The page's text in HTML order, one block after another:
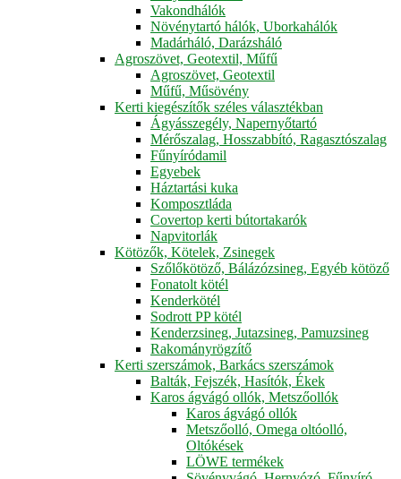
Vakondhálók
Növénytartó hálók, Uborkahálók
Madárháló, Darázsháló
Agroszövet, Geotextil, Műfű
Agroszövet, Geotextil
Műfű, Műsövény
Kerti kiegészítők széles választékban
Ágyásszegély, Napernyőtartó
Mérőszalag, Hosszabbító, Ragasztószalag
Fűnyíródamil
Egyebek
Háztartási kuka
Komposztláda
Covertop kerti bútortakarók
Napvitorlák
Kötözők, Kötelek, Zsinegek
Szőlőkötöző, Bálázózsineg, Egyéb kötöző
Fonatolt kötél
Kenderkötél
Sodrott PP kötél
Kenderzsineg, Jutazsineg, Pamuzsineg
Rakományrögzítő
Kerti szerszámok, Barkács szerszámok
Balták, Fejszék, Hasítók, Ékek
Karos ágvágó ollók, Metszőollók
Karos ágvágó ollók
Metszőolló, Omega oltóolló,
Oltókések
LÖWE termékek